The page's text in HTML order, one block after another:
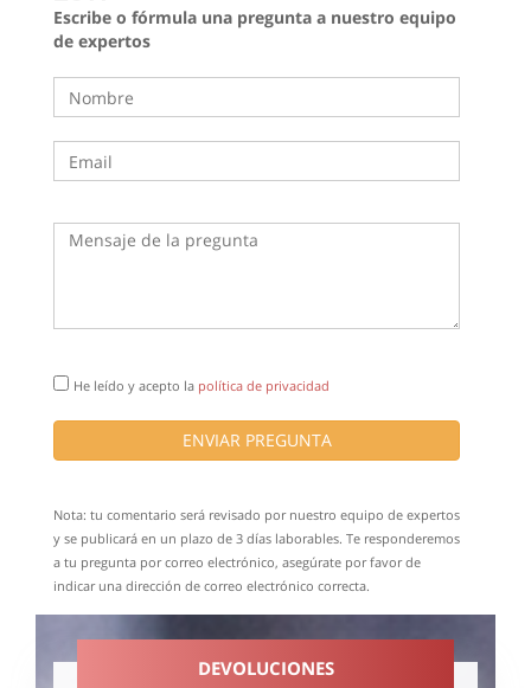
Escribe o fórmula una pregunta a nuestro equipo
de expertos
He leído y acepto la política de privacidad
ENVIAR PREGUNTA
Nota: tu comentario será revisado por nuestro equipo de expertos
y se publicará en un plazo de 3 días laborables. Te responderemos
a tu pregunta por correo electrónico, asegúrate por favor de
indicar una dirección de correo electrónico correcta.
DEVOLUCIONES